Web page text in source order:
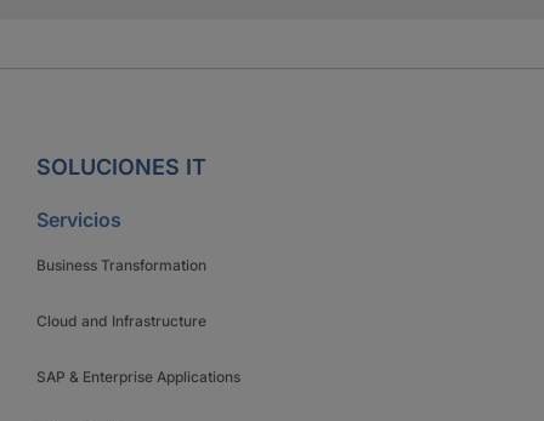
SOLUCIONES IT
Servicios
Business Transformation
Cloud and Infrastructure
SAP & Enterprise Applications